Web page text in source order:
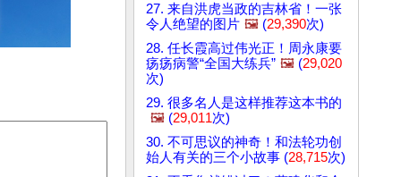
27. 来自洪虎当政的吉林省！一张
令人绝望的图片 🖼️ (29,390次)
28. 任长霞高过伟光正！周永康要
疡疡病警“全国大练兵” 🖼️ (29,020
次)
29. 很多名人是这样推荐这本书的
🖼️ (29,011次)
30. 不可思议的神奇！和法轮功创
始人有关的三个小故事 (28,715次)